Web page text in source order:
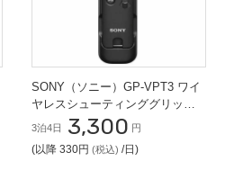
SONY（ソニー）GP-VPT3 ワイ
ヤレスシューティンググリップ/
三脚
3泊4日 3,300 円
(以降 330円 (税込) /日)